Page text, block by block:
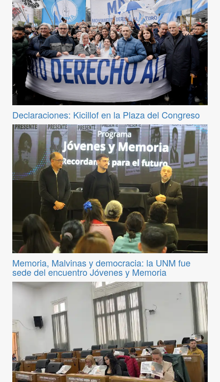
Declaraciones: Kicillof en la Plaza del Congreso
Memoria, Malvinas y democracia: la UNM fue
sede del encuentro Jóvenes y Memoria